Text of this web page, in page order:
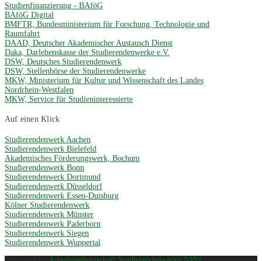
Studienfinanzierung - BAföG
BAföG Digital
BMFTR, Bundesministerium für Forschung, Technologie und
Raumfahrt
DAAD, Deutscher Akademischer Austausch Dienst
Daka, Darlehenskasse der Studierendenwerke e.V.
DSW, Deutsches Studierendenwerk
DSW, Stellenbörse der Studierendenwerke
MKW, Ministerium für Kultur und Wissenschaft des Landes
Nordrhein-Westfalen
MKW, Service für Studieninteressierte
Auf einen Klick
Studierendenwerk Aachen
Studierendenwerk Bielefeld
Akademisches Förderungswerk, Bochum
Studierendenwerk Bonn
Studierendenwerk Dortmund
Studierendenwerk Düsseldorf
Studierendenwerk Essen-Duisburg
Kölner Studierendenwerk
Studierendenwerk Münster
Studierendenwerk Paderborn
Studierendenwerk Siegen
Studierendenwerk Wuppertal